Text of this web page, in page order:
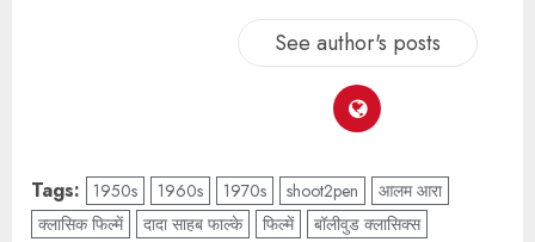
See author's posts
Tags: ​1950s 1960s 1970s shoot2pen
​आलम आरा
​क्लासिक फिल्में
​दादा साहब फाल्के फिल्में
​बॉलीवुड क्लासिक्स